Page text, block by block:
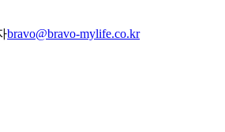
bravo@bravo-mylife.co.kr